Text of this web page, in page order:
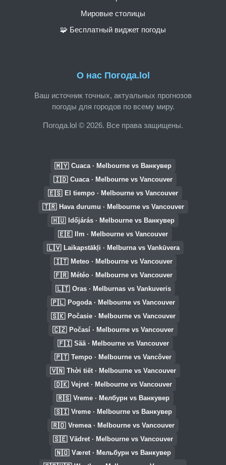
О нас Погода.lol
Ваш источник точных, актуальных прогнозов
погоды для городов по всему миру.
Погода.lol © 2026. Все права защищены.
Мировые столицы
🧩 Бесплатный виджет погоды
🇲🇾 Cuaca · Melbourne vs Ванкувер
🇮🇩 Cuaca · Melbourne vs Vancouver
🇪🇸 El tiempo · Melbourne vs Vancouver
🇹🇷 Hava durumu · Melbourne vs Vancouver
🇭🇺 Időjárás · Melbourne vs Ванкувер
🇪🇪 Ilm · Melbourne vs Vancouver
🇱🇻 Laikapstākļi · Melburna vs Vankūvera
🇮🇹 Meteo · Melbourne vs Vancouver
🇫🇷 Météo · Melbourne vs Vancouver
🇱🇹 Oras · Melburnas vs Vankuveris
🇵🇱 Pogoda · Melbourne vs Vancouver
🇸🇰 Počasie · Melbourne vs Vancouver
🇨🇿 Počasí · Melbourne vs Vancouver
🇫🇮 Sää · Melbourne vs Vancouver
🇵🇹 Tempo · Melbourne vs Vancôver
🇻🇳 Thời tiết · Melbourne vs Vancouver
🇩🇰 Vejret · Melbourne vs Vancouver
🇷🇸 Vreme · Мелбурн vs Ванкувер
🇸🇮 Vreme · Melbourne vs Ванкувер
🇷🇴 Vremea · Melbourne vs Vancouver
🇸🇪 Vädret · Melbourne vs Vancouver
🇳🇴 Været · Мельбурн vs Ванкувер